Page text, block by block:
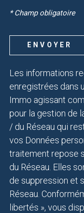
* Champ obligatoire
ENVOYER
Les informations
enregistrées dans
Immo agissant
pour la gestion de
/ du Réseau qui
vos Données
traitement repose
du Réseau. Elles
de suppression et
Réseau.
libertés », vous